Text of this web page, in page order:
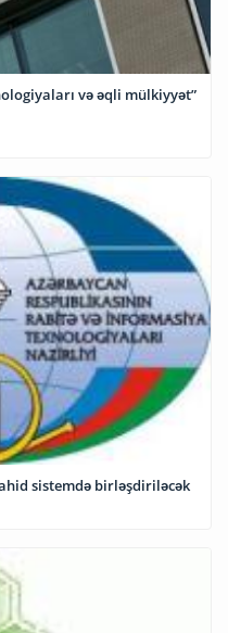
və əqli mülkiyyət”
sistemdə birləşdiriləcək